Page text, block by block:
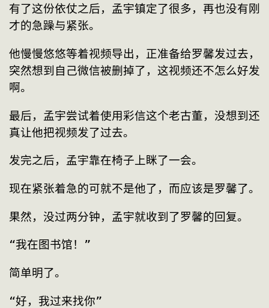
有了这份依仗之后，孟宇镇定了很多，再也没有刚
才的急躁与紧张。
他慢慢悠悠等着视频导出，正准备给罗馨发过去，
突然想到自己微信被删掉了，这视频还不怎么好发
啊。
最后，孟宇尝试着使用彩信这个老古董，没想到还
真让他把视频发了过去。
发完之后，孟宇靠在椅子上眯了一会。
现在紧张着急的可就不是他了，而应该是罗馨了。
果然，没过两分钟，孟宇就收到了罗馨的回复。
“我在图书馆！”
简单明了。
“好，我过来找你”